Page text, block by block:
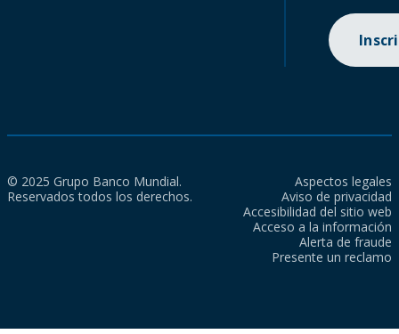
© 2025 Grupo Banco Mundial.
Reservados todos los derechos.
Aspectos legales
Aviso de privacidad
Accesibilidad del sitio web
Acceso a la información
Alerta de fraude
Presente un reclamo